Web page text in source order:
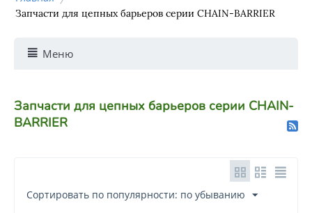
Запчасти для цепных барьеров серии CHAIN-BARRIER
Меню
Запчасти для цепных барьеров серии CHAIN-
BARRIER
Сортировать по популярности: по убыванию